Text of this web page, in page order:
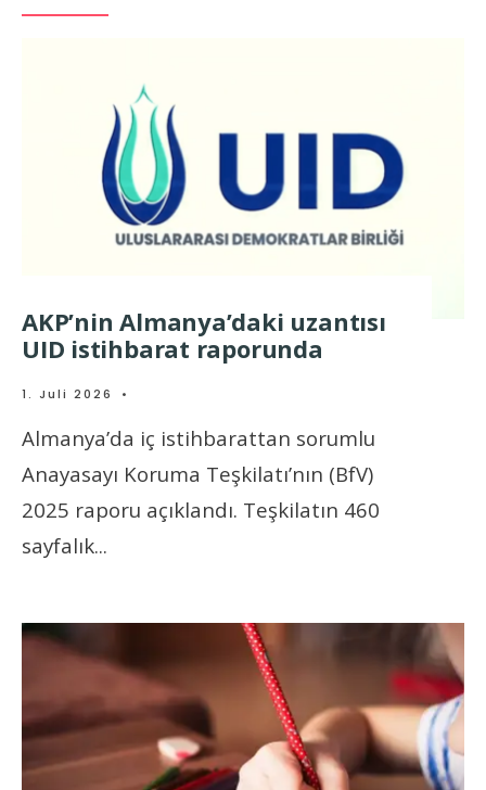
AKP’nin Almanya’daki uzantısı
UID istihbarat raporunda
1. Juli 2026 •
Almanya’da iç istihbarattan sorumlu
Anayasayı Koruma Teşkilatı’nın (BfV)
2025 raporu açıklandı. Teşkilatın 460
sayfalık...